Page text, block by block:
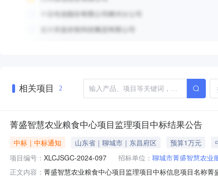
相关项目 2
菁盛智慧农业粮食中心项目监理项目中标结果公告
中标｜中标通知 山东省｜聊城市｜东昌府区 预算1万元
项目编号： XLCJSGC-2024-097 招标单位： 聊城市菁盛智慧农业
正文内容： 菁盛智慧农业粮食中心项目监理项目中标信息项目名称